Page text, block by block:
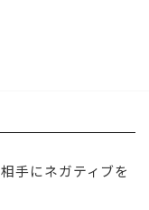
手にネガティブを